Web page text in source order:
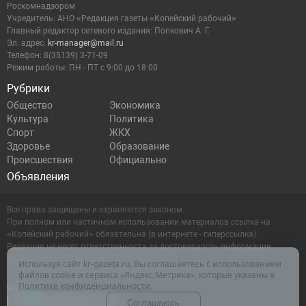
Рубрики
Общество
Экономика
Культура
Политика
Спорт
ЖКХ
Здоровье
Образование
Происшествия
Официально
Объявления
Роскомнадзором
Учредитель: АНО «Редакция газеты «Копейский рабочий»
Главный редактор сетевого издания: Попкович А. Г.
Эл. адрес: kr-manager@mail.ru
Телефон: 8(35139) 3-71-09
Режим работы: ПН - ПТ с 9:00 до 18:00
Все права защищены и охраняются законом.
При полном или частичном использовании материалов ссылка на
«Копейский рабочий» обязательна (в интернете - гиперссылка).
Редакция не несет ответственности за достоверность информации,
содержащейся в рекламных объявлениях.
Настоящий ресурс может содержать материалы 16+
Используя сайт kr-gazeta.ru, Вы соглашаетесь с использованием
файлов cookie и сервиса «Яндекс.Метрика», которые указаны в
Политике конфиденциальности.
Соглашаюсь